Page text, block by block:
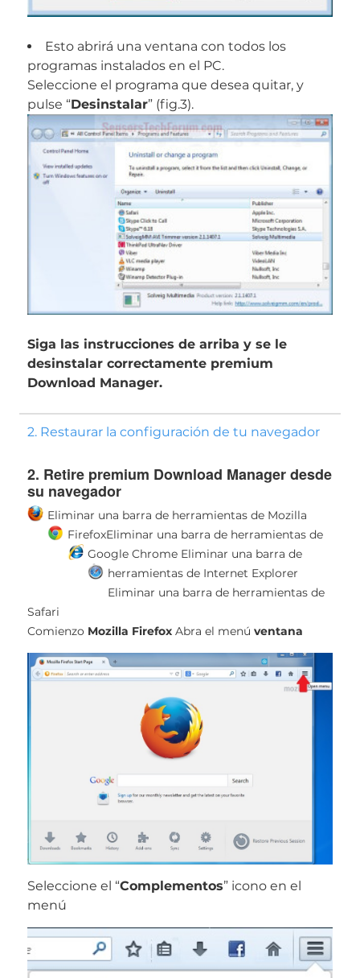
Esto abrirá una ventana con todos los
programas instalados en el PC.
Seleccione el programa que desea quitar, y
pulse “Desinstalar” (fig.3).
Siga las instrucciones de arriba y se le
desinstalar correctamente premium
Download Manager.
2. Restaurar la configuración de tu navegador
2. Retire premium Download Manager desde
su navegador
Eliminar una barra de herramientas de Mozilla
FirefoxEliminar una barra de herramientas de
Google ChromeEliminar una barra de
herramientas de Internet Explorer
Eliminar una barra de herramientas de
Safari
Comienzo Mozilla FirefoxAbra el menú ventana
Seleccione el “Complementos” icono en el
menú